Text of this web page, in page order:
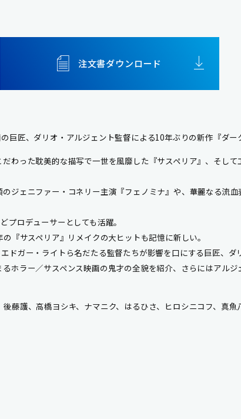
注文書ダウンロード
巨匠、ダリオ・アルジェント監督による10年ぶりの新作『ダー
わった耽美的な描写で一世を風靡した『サスペリア』、そし
ジェニファー・コネリー主演『フェノミナ』や、華麗なる流
プロデューサーとしても活躍。
『サスペリア』リメイクの大ヒットも記憶に新しい。
ドガー・ライトら名だたる監督たちが影響を口にする巨匠、ダ
ホラー／サスペンス映画の鬼才の全貌を紹介、さらにはアル
藤護、高橋ヨシキ、ナマニク、はるひさ、ヒロシニコフ、真魚